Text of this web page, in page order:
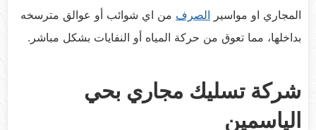
المجاري او مواسير الصرف من اي شوائب أو عوالق مترسخه
بداخلها، مما تعوق من حركة المياه أو النفايات بشكل مباشر.
شركة تسليك مجاري بحي
الياسمين